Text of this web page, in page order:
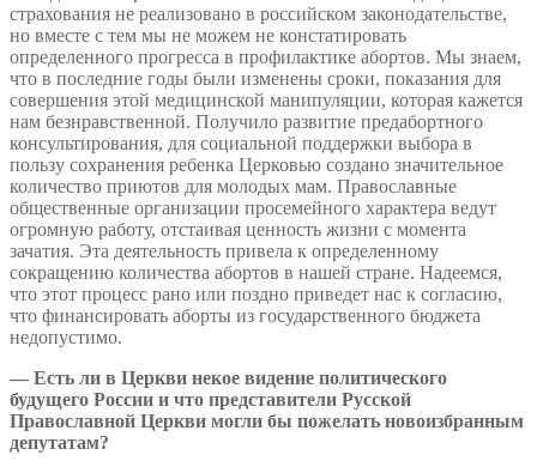
страхования не реализовано в российском законодательстве,
но вместе с тем мы не можем не констатировать
определенного прогресса в профилактике абортов. Мы знаем,
что в последние годы были изменены сроки, показания для
совершения этой медицинской манипуляции, которая кажется
нам безнравственной. Получило развитие предабортного
консультирования, для социальной поддержки выбора в
пользу сохранения ребенка Церковью создано значительное
количество приютов для молодых мам. Православные
общественные организации просемейного характера ведут
огромную работу, отстаивая ценность жизни с момента
зачатия. Эта деятельность привела к определенному
сокращению количества абортов в нашей стране. Надеемся,
что этот процесс рано или поздно приведет нас к согласию,
что финансировать аборты из государственного бюджета
недопустимо.
— Есть ли в Церкви некое видение политического
будущего России и что представители Русской
Православной Церкви могли бы пожелать новоизбранным
депутатам?